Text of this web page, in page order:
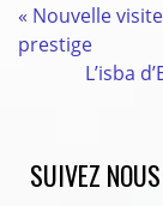
« Nouvelle
prestige
L’isba
SUIVEZ